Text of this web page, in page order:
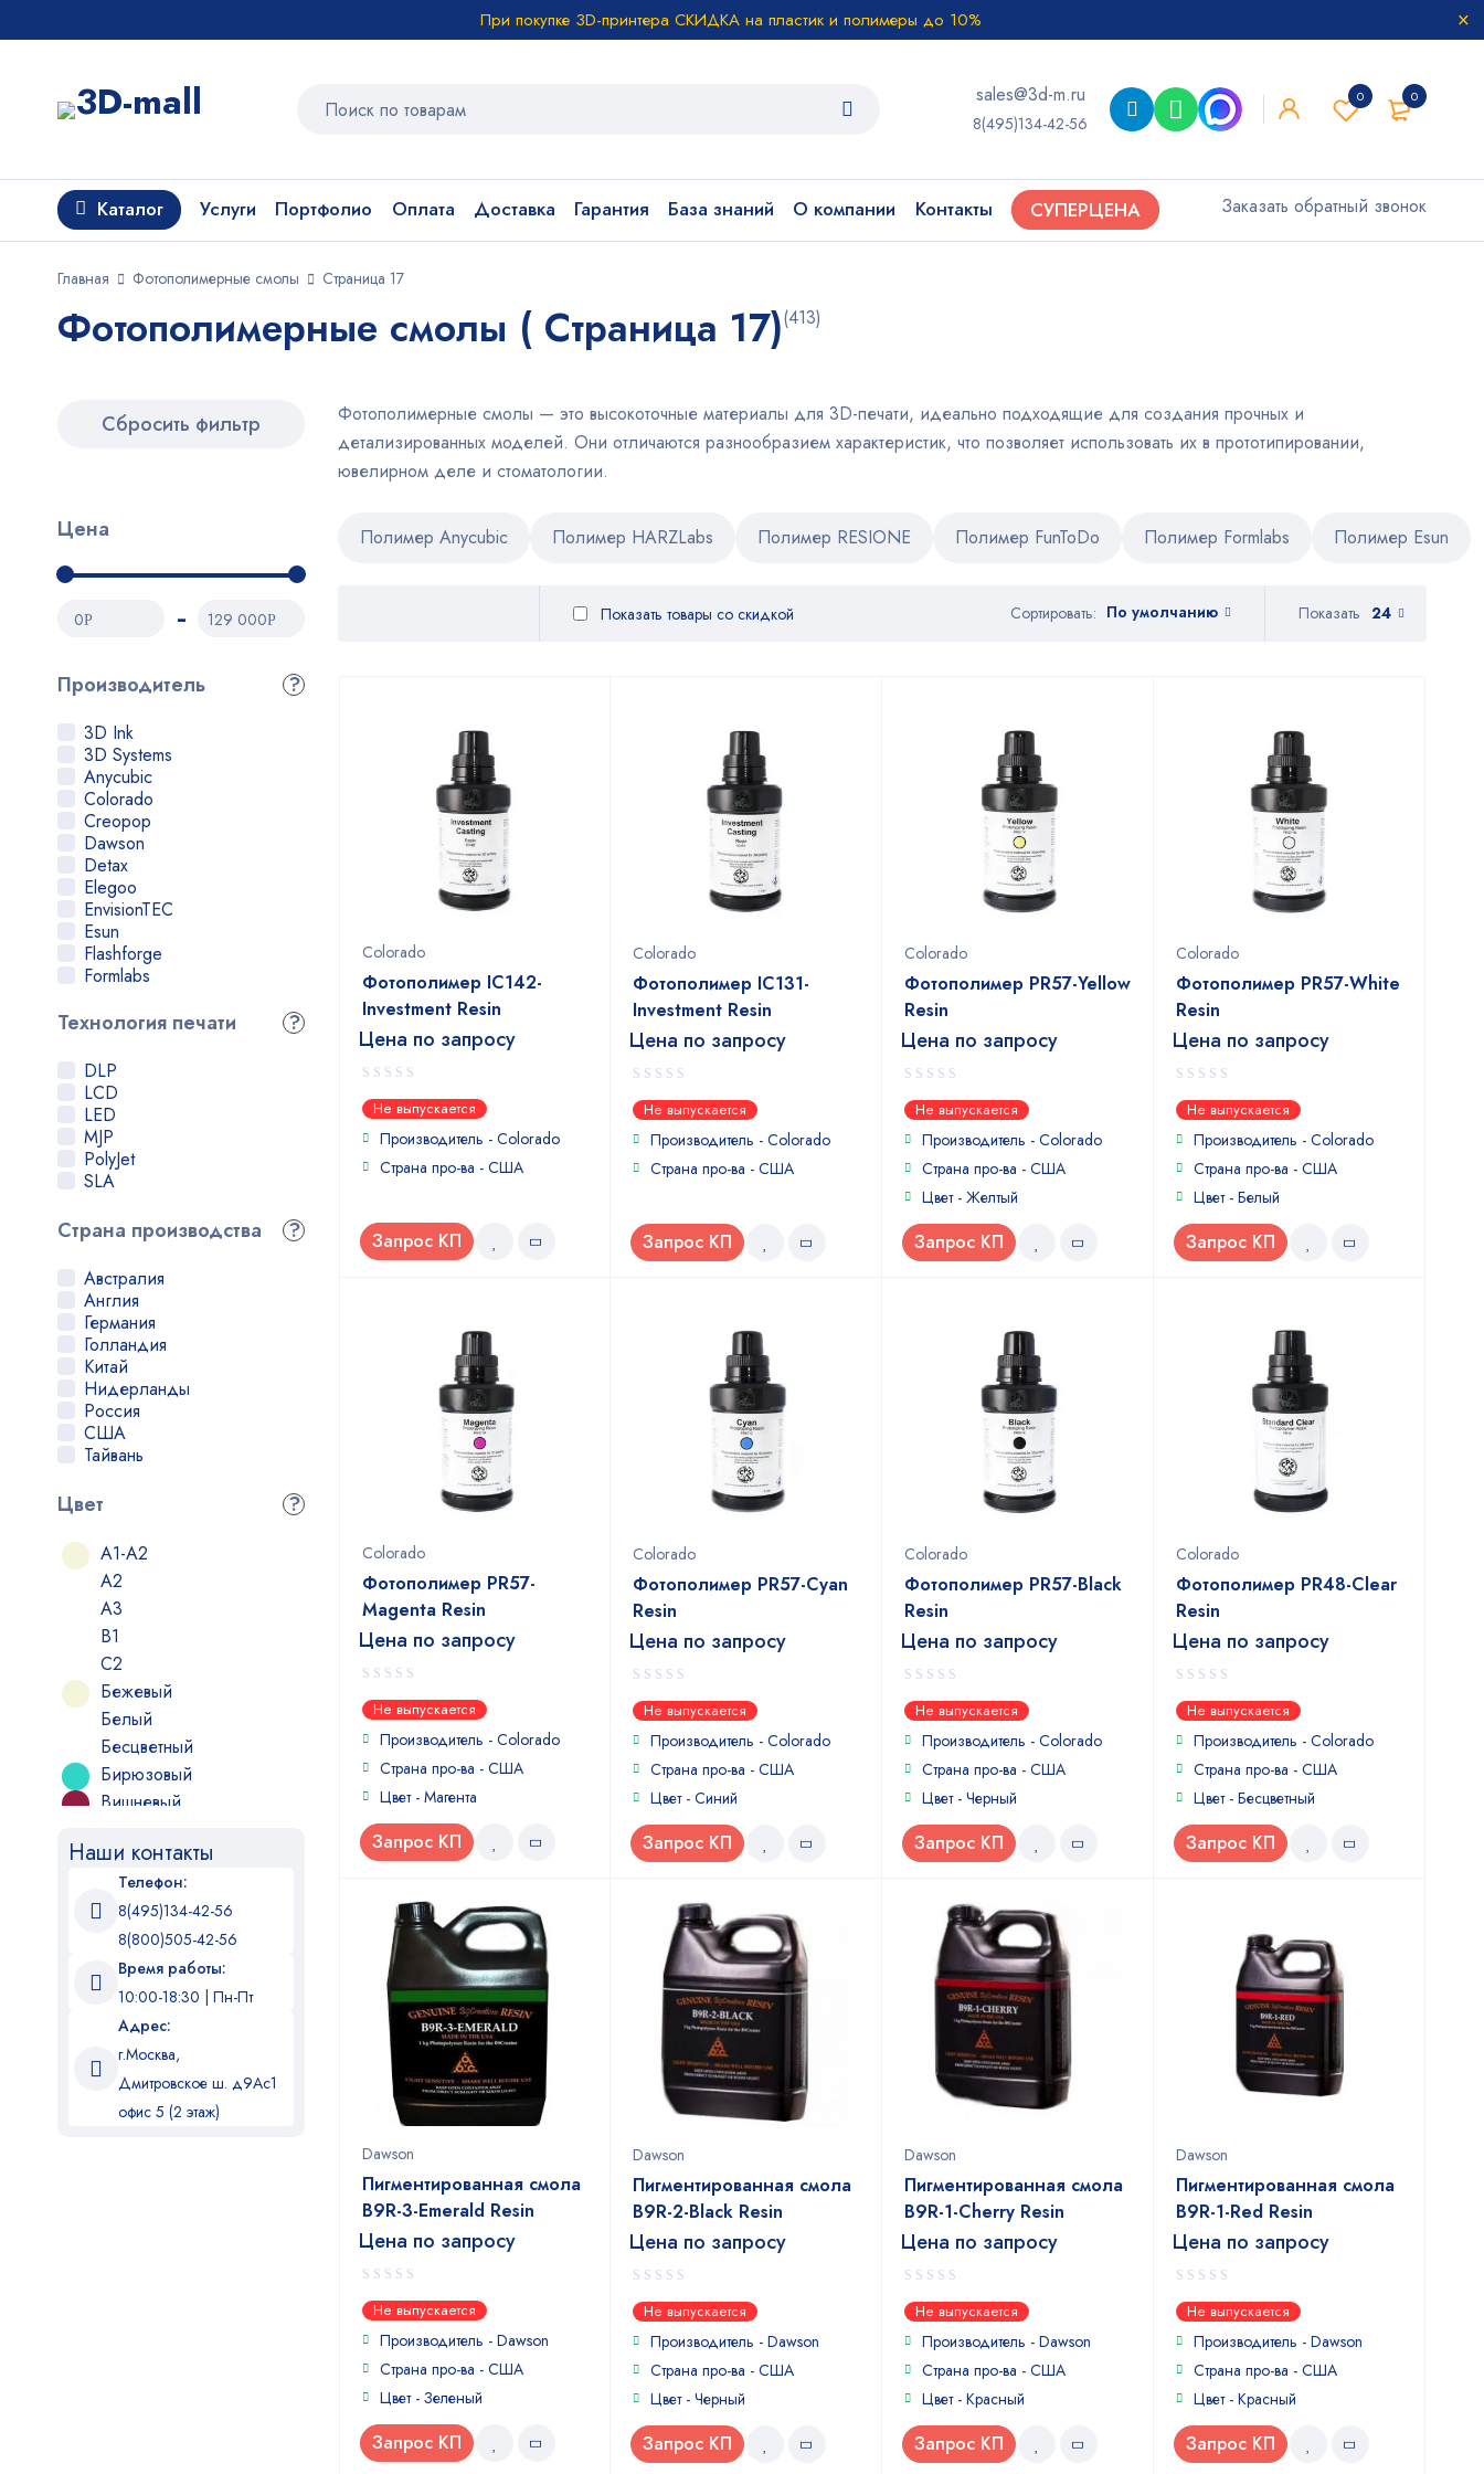
При покупке 3D-принтера СКИДКА на пластик и полимеры до 10%
0
0
sales@3d-m.ru
8(495)134-42-56
Каталог Услуги Портфолио Оплата Доставка Гарантия База знаний О компании Контакты СУПЕРЦЕНА Заказать обратный звонок
Главная Фотополимерные смолы Страница 17
Фотополимерные смолы ( Страница 17)(413)
Сбросить фильтр
Цена
0Р 129 000Р
Производитель ?
3D Ink
3D Systems
Anycubic
Colorado
Creopop
Dawson
Detax
Elegoo
EnvisionTEC
Esun
Flashforge
Formlabs
Gorky Liquid
MadeSolid
MakerJuice
Monocure3D
NextDent
Photocentric
Phrozen
Stratasys
Wanhao
XYZPrinting
Jamghe
Технология печати ?
DLP
LCD
LED
MJP
PolyJet
SLA
Страна производства ?
Австралия
Англия
Германия
Голландия
Китай
Нидерланды
Россия
США
Тайвань
Цвет ?
A1-A2
A2
A3
B1
C2
Бежевый
Белый
Бесцветный
Бирюзовый
Вишневый
Желтый
Желтый (прозрачный)
Зеленый
Зеленый прозрачный
Золотой
Коричневый
Красный
Кристальный
Лайм
Лимонно-желтый
Наши контакты
Телефон:
8(495)134-42-56
8(800)505-42-56
Время работы:
10:00-18:30 | Пн-Пт
Адрес:
г.Москва,
Дмитровское ш. д9Ас1
офис 5 (2 этаж)
Фотополимерные смолы — это высокоточные материалы для 3D-печати, идеально подходящие для создания прочных и
детализированных моделей. Они отличаются разнообразием характеристик, что позволяет использовать их в прототипировании,
ювелирном деле и стоматологии.
Полимер Anycubic Полимер HARZLabs Полимер RESIONE Полимер FunToDo Полимер Formlabs Полимер Esun
Сортировать: По умолчанию
Показать товары со скидкой Показать 24
Colorado
Фотополимер IC142-
Investment Resin
Цена по запросу
0
out
of
Не выпускается
Производитель - Colorado
Страна про-ва - США
Запрос КП
Colorado
Фотополимер IC131-
Investment Resin
Цена по запросу
0
out
of
Не выпускается
Производитель - Colorado
Страна про-ва - США
Запрос КП
Colorado
Фотополимер PR57-Yellow
Resin
Цена по запросу
0
out
of
Не выпускается
Производитель - Colorado
Страна про-ва - США
Цвет - Желтый
Запрос КП
Colorado
Фотополимер PR57-White
Resin
Цена по запросу
0
out
of
Не выпускается
Производитель - Colorado
Страна про-ва - США
Цвет - Белый
Запрос КП
Colorado
Фотополимер PR57-
Magenta Resin
Цена по запросу
0
out
of
Не выпускается
Производитель - Colorado
Страна про-ва - США
Цвет - Магента
Запрос КП
Colorado
Фотополимер PR57-Cyan
Resin
Цена по запросу
0
out
of
Не выпускается
Производитель - Colorado
Страна про-ва - США
Цвет - Синий
Запрос КП
Colorado
Фотополимер PR57-Black
Resin
Цена по запросу
0
out
of
Не выпускается
Производитель - Colorado
Страна про-ва - США
Цвет - Черный
Запрос КП
Colorado
Фотополимер PR48-Clear
Resin
Цена по запросу
0
out
of
Не выпускается
Производитель - Colorado
Страна про-ва - США
Цвет - Бесцветный
Запрос КП
Dawson
Пигментированная смола
B9R-3-Emerald Resin
Цена по запросу
0
out
of
Не выпускается
Производитель - Dawson
Страна про-ва - США
Цвет - Зеленый
Запрос КП
Dawson
Пигментированная смола
B9R-2-Black Resin
Цена по запросу
0
out
of
Не выпускается
Производитель - Dawson
Страна про-ва - США
Цвет - Черный
Запрос КП
Dawson
Пигментированная смола
B9R-1-Cherry Resin
Цена по запросу
0
out
of
Не выпускается
Производитель - Dawson
Страна про-ва - США
Цвет - Красный
Запрос КП
Dawson
Пигментированная смола
B9R-1-Red Resin
Цена по запросу
0
out
of
Не выпускается
Производитель - Dawson
Страна про-ва - США
Цвет - Красный
Запрос КП